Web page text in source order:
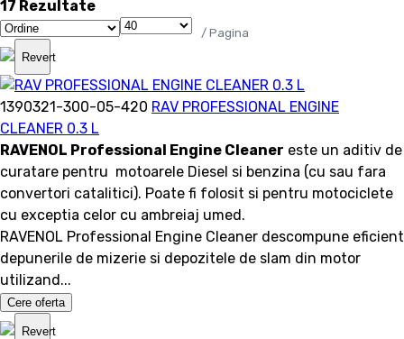
17 Rezultate
/ Pagina
Revert
1390321-300-05-420 RAV PROFESSIONAL ENGINE
CLEANER 0.3 L
RAVENOL Professional Engine Cleaner este un aditiv de
curatare pentru motoarele Diesel si benzina (cu sau fara
convertori catalitici). Poate fi folosit si pentru motociclete
cu exceptia celor cu ambreiaj umed.
RAVENOL Professional Engine Cleaner descompune eficient
depunerile de mizerie si depozitele de slam din motor
utilizand...
Cere oferta
Revert